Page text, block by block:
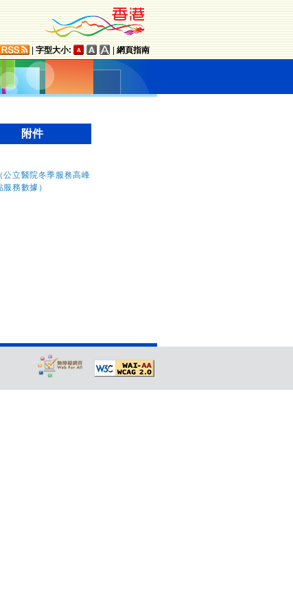
字型大小: 網頁指南
附件
公立醫院冬季服務高峰
服務數據）